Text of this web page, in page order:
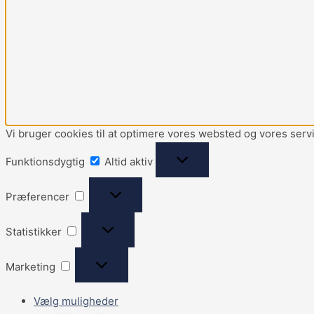
Vi bruger cookies til at optimere vores websted og vores
Funktionsdygtig Altid aktiv
Præferencer
Statistikker
Marketing
Vælg muligheder